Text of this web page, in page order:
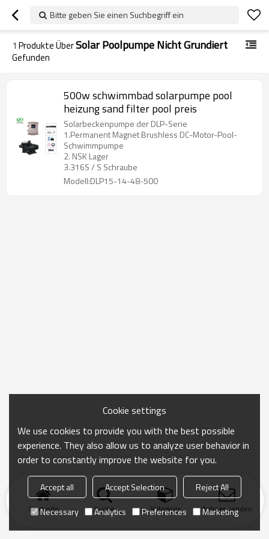
Bitte geben Sie einen Suchbegriff ein
1 Produkte ÜberSolar Poolpumpe Nicht Grundiert
Gefunden
500w schwimmbad solarpumpe pool
heizung sand filter pool preis
Solarbeckenpumpe der DLP-Serie
1.Permanent Magnet Brushless DC-Motor-Pool-
Schwimmpumpe
2. NSK Lager
3.316S / S Schraube
Modell:DLP15-14-48-500
Startseite Suche Kategorie Anfrage senden
Cookie settings
We use cookies to provide you with the best possible
experience. They also allow us to analyze user behavior in
order to constantly improve the website for you.
Accept all Accept Selection
Reject All
Necessary
Analytics Preferences Marketing